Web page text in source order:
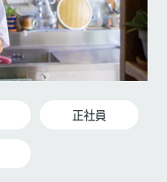
正社員